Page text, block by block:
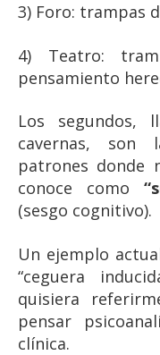
3) Foro: trampas
4) Teatro:
pensamiento
Los segundos,
cavernas, son
patrones donde
conoce como
(sesgo cognitivo).
Un ejemplo
“ceguera
quisiera
pensar
clínica.